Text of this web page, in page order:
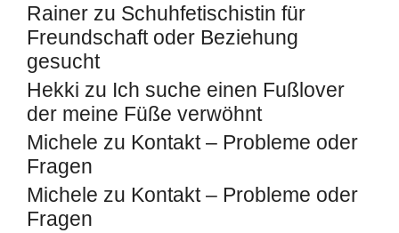
Rainer zu Schuhfetischistin für
Freundschaft oder Beziehung
gesucht
Hekki zu Ich suche einen Fußlover
der meine Füße verwöhnt
Michele zu Kontakt – Probleme oder
Fragen
Michele zu Kontakt – Probleme oder
Fragen